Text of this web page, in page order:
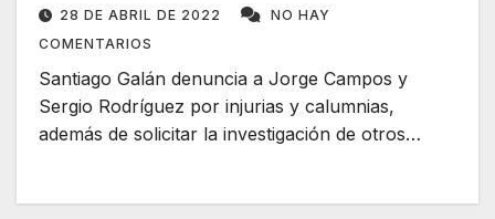
28 DE ABRIL DE 2022
NO HAY
COMENTARIOS
Santiago Galán denuncia a Jorge Campos y
Sergio Rodríguez por injurias y calumnias,
además de solicitar la investigación de otros…